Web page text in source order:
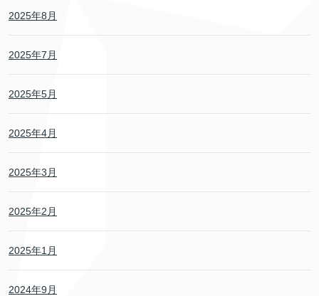
2025年8月
2025年7月
2025年5月
2025年4月
2025年3月
2025年2月
2025年1月
2024年9月